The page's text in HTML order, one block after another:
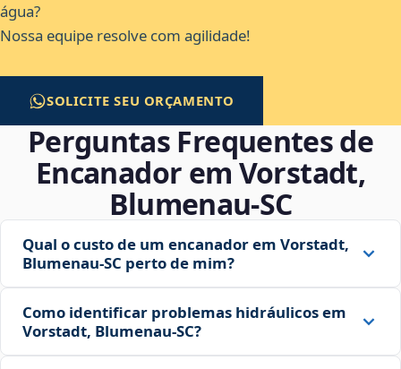
água?
Nossa equipe resolve com agilidade!
SOLICITE SEU ORÇAMENTO
Perguntas Frequentes de
Encanador em Vorstadt,
Blumenau‑SC
Qual o custo de um encanador em Vorstadt,
Blumenau‑SC perto de mim?
Como identificar problemas hidráulicos em
Vorstadt, Blumenau‑SC?